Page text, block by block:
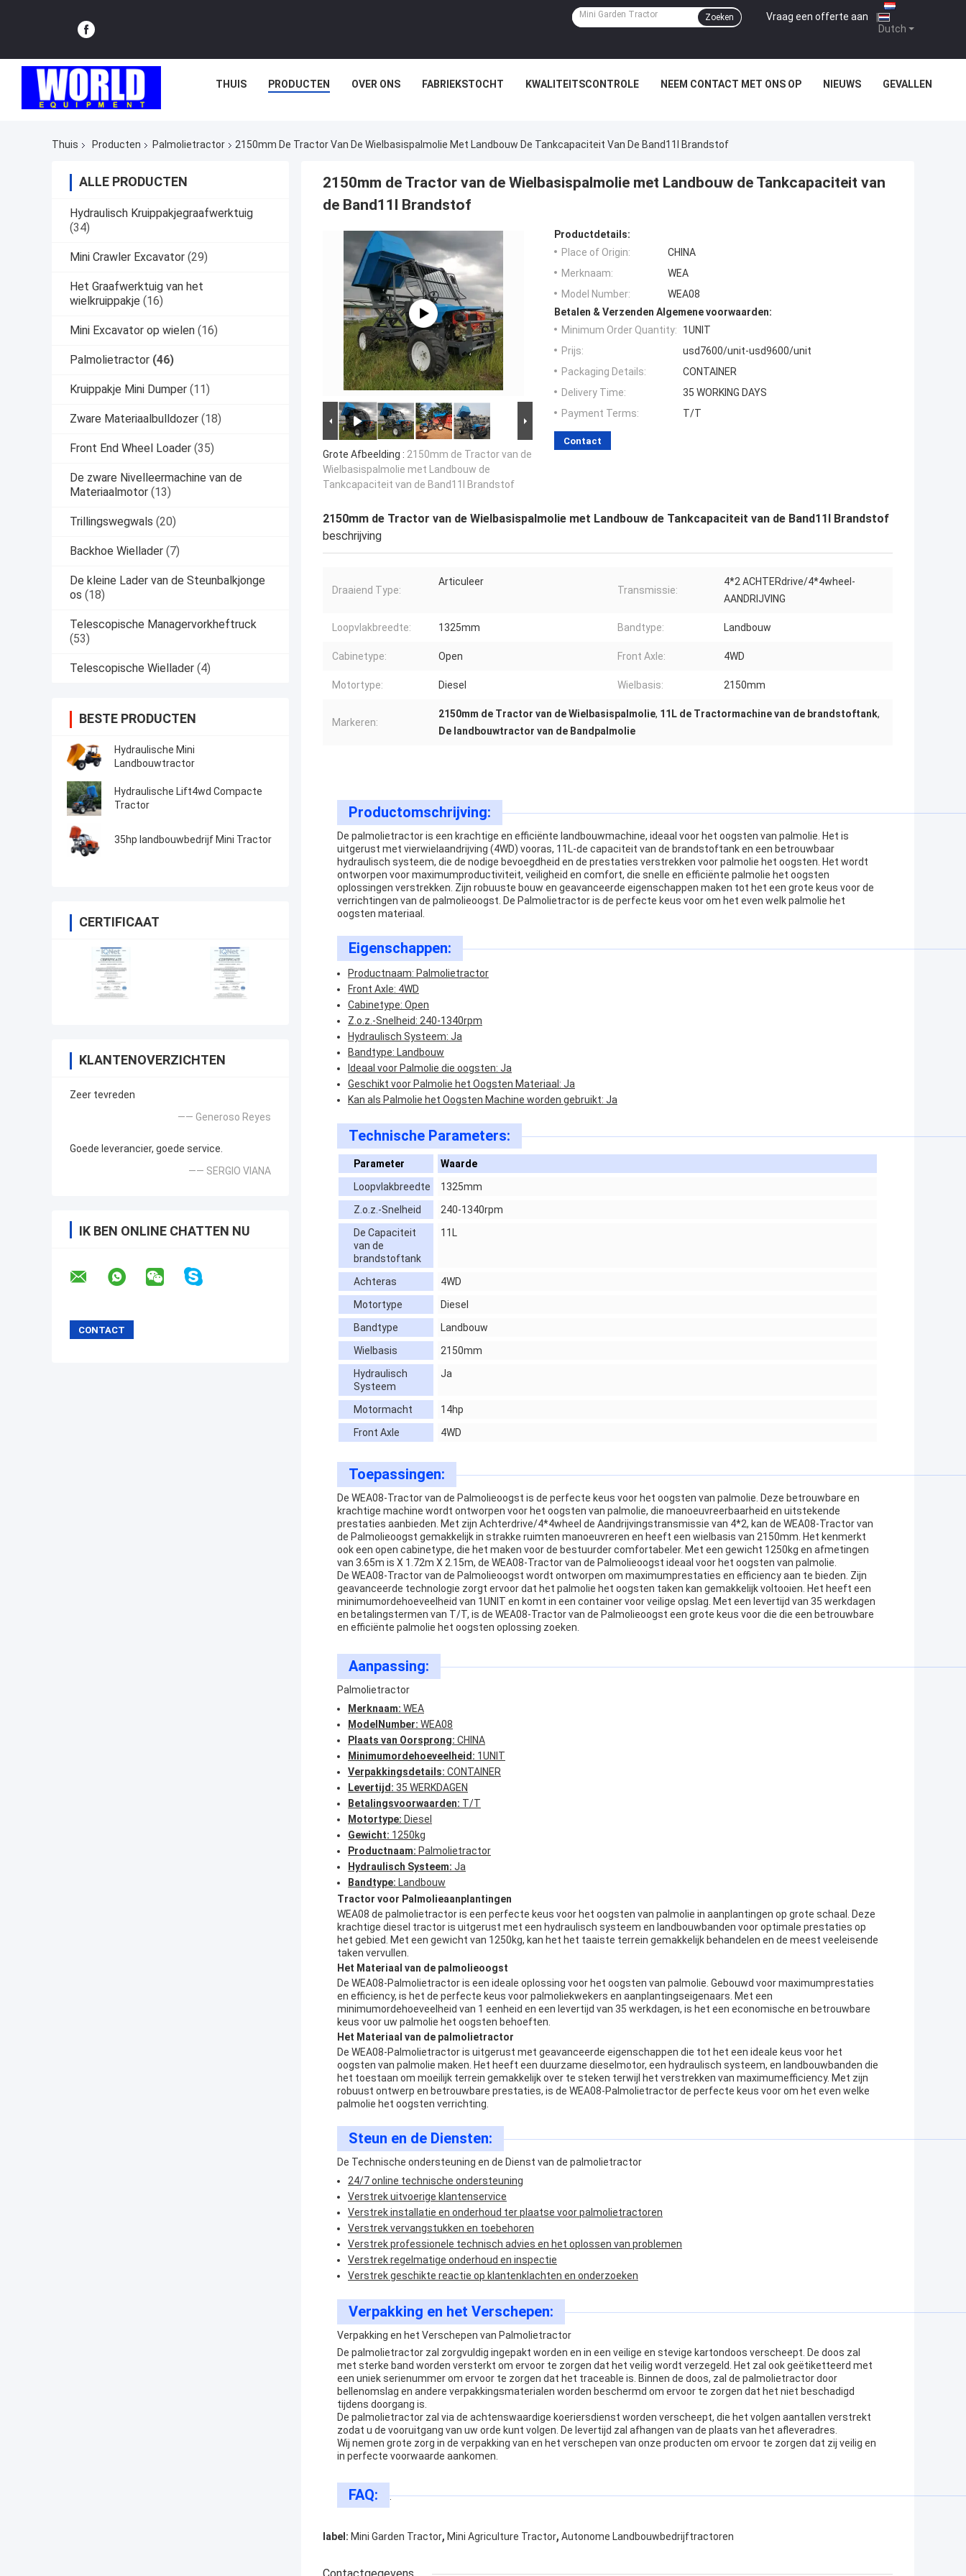
Dutch
Vraag een offerte aan |
Zoeken
THUIS PRODUCTEN OVER ONS FABRIEKSTOCHT KWALITEITSCONTROLE NEEM CONTACT MET ONS OP NIEUWS GEVALLEN
Thuis Producten Palmolietractor 2150mm De Tractor Van De Wielbasispalmolie Met Landbouw De Tankcapaciteit Van De Band11l Brandstof
ALLE PRODUCTEN
Hydraulisch Kruippakjegraafwerktuig
(34)
Mini Crawler Excavator (29)
Het Graafwerktuig van het
wielkruippakje (16)
Mini Excavator op wielen (16)
Palmolietractor (46)
Kruippakje Mini Dumper (11)
Zware Materiaalbulldozer (18)
Front End Wheel Loader (35)
De zware Nivelleermachine van de
Materiaalmotor (13)
Trillingswegwals (20)
Backhoe Wiellader (7)
De kleine Lader van de Steunbalkjonge
os (18)
Telescopische Managervorkheftruck
(53)
Telescopische Wiellader (4)
BESTE PRODUCTEN
Hydraulische Mini
Landbouwtractor
Hydraulische Lift4wd Compacte
Tractor
35hp landbouwbedrijf Mini Tractor
CERTIFICAAT
KLANTENOVERZICHTEN
Zeer tevreden
—— Generoso Reyes
Goede leverancier, goede service.
—— SERGIO VIANA
IK BEN ONLINE CHATTEN NU
2150mm de Tractor van de Wielbasispalmolie met Landbouw de Tankcapaciteit van
de Band11l Brandstof
Grote Afbeelding : 2150mm de Tractor van de
Wielbasispalmolie met Landbouw de
Tankcapaciteit van de Band11l Brandstof
Productdetails:
Place of Origin:
CHINA
Merknaam:
WEA
Model Number:
WEA08
Betalen & Verzenden Algemene voorwaarden:
Minimum Order Quantity:
1UNIT
Prijs:
usd7600/unit-usd9600/unit
Packaging Details:
CONTAINER
Delivery Time:
35 WORKING DAYS
Payment Terms:
T/T
Contact
2150mm de Tractor van de Wielbasispalmolie met Landbouw de Tankcapaciteit van de Band11l Brandstof
beschrijving
Draaiend Type:
Articuleer
Transmissie:
4*2 ACHTERdrive/4*4wheel-
AANDRIJVING
Loopvlakbreedte: 1325mm Bandtype: Landbouw
Cabinetype: Open Front Axle: 4WD
Motortype: Diesel Wielbasis: 2150mm
Markeren:
2150mm de Tractor van de Wielbasispalmolie, 11L de Tractormachine van de brandstoftank,
De landbouwtractor van de Bandpalmolie
Productomschrijving:
De palmolietractor is een krachtige en efficiënte landbouwmachine, ideaal voor het oogsten van palmolie. Het is
uitgerust met vierwielaandrijving (4WD) vooras, 11L-de capaciteit van de brandstoftank en een betrouwbaar
hydraulisch systeem, die de nodige bevoegdheid en de prestaties verstrekken voor palmolie het oogsten. Het wordt
ontworpen voor maximumproductiviteit, veiligheid en comfort, die snelle en efficiënte palmolie het oogsten
oplossingen verstrekken. Zijn robuuste bouw en geavanceerde eigenschappen maken tot het een grote keus voor de
verrichtingen van de palmolieoogst. De Palmolietractor is de perfecte keus voor om het even welk palmolie het
oogsten materiaal.
Eigenschappen:
Productnaam: Palmolietractor
Front Axle: 4WD
Cabinetype: Open
Z.o.z.-Snelheid: 240-1340rpm
Hydraulisch Systeem: Ja
Bandtype: Landbouw
Ideaal voor Palmolie die oogsten: Ja
Geschikt voor Palmolie het Oogsten Materiaal: Ja
Kan als Palmolie het Oogsten Machine worden gebruikt: Ja
Technische Parameters:
Parameter
Waarde
Loopvlakbreedte
1325mm
Z.o.z.-Snelheid
240-1340rpm
De Capaciteit
van de
brandstoftank
11L
Achteras
4WD
Motortype
Diesel
Bandtype
Landbouw
Wielbasis
2150mm
Hydraulisch
Systeem
Ja
Motormacht
14hp
Front Axle
4WD
Toepassingen:
De WEA08-Tractor van de Palmolieoogst is de perfecte keus voor het oogsten van palmolie. Deze betrouwbare en
krachtige machine wordt ontworpen voor het oogsten van palmolie, die manoeuvreerbaarheid en uitstekende
prestaties aanbieden. Met zijn Achterdrive/4*4wheel de Aandrijvingstransmissie van 4*2, kan de WEA08-Tractor van
de Palmolieoogst gemakkelijk in strakke ruimten manoeuvreren en heeft een wielbasis van 2150mm. Het kenmerkt
ook een open cabinetype, die het maken voor de bestuurder comfortabeler. Met een gewicht 1250kg en afmetingen
van 3.65m is X 1.72m X 2.15m, de WEA08-Tractor van de Palmolieoogst ideaal voor het oogsten van palmolie.
De WEA08-Tractor van de Palmolieoogst wordt ontworpen om maximumprestaties en efficiency aan te bieden. Zijn
geavanceerde technologie zorgt ervoor dat het palmolie het oogsten taken kan gemakkelijk voltooien. Het heeft een
minimumordehoeveelheid van 1UNIT en komt in een container voor veilige opslag. Met een levertijd van 35 werkdagen
en betalingstermen van T/T, is de WEA08-Tractor van de Palmolieoogst een grote keus voor die die een betrouwbare
en efficiënte palmolie het oogsten oplossing zoeken.
Aanpassing:
Palmolietractor
Merknaam: WEA
ModelNumber: WEA08
Plaats van Oorsprong: CHINA
Minimumordehoeveelheid: 1UNIT
Verpakkingsdetails: CONTAINER
Levertijd: 35 WERKDAGEN
Betalingsvoorwaarden: T/T
Motortype: Diesel
Gewicht: 1250kg
Productnaam: Palmolietractor
Hydraulisch Systeem: Ja
Bandtype: Landbouw
Tractor voor Palmolieaanplantingen
WEA08 de palmolietractor is een perfecte keus voor het oogsten van palmolie in aanplantingen op grote schaal. Deze
krachtige diesel tractor is uitgerust met een hydraulisch systeem en landbouwbanden voor optimale prestaties op
het gebied. Met een gewicht van 1250kg, kan het het taaiste terrein gemakkelijk behandelen en de meest veeleisende
taken vervullen.
Het Materiaal van de palmolieoogst
De WEA08-Palmolietractor is een ideale oplossing voor het oogsten van palmolie. Gebouwd voor maximumprestaties
en efficiency, is het de perfecte keus voor palmoliekwekers en aanplantingseigenaars. Met een
minimumordehoeveelheid van 1 eenheid en een levertijd van 35 werkdagen, is het een economische en betrouwbare
keus voor uw palmolie het oogsten behoeften.
Het Materiaal van de palmolietractor
De WEA08-Palmolietractor is uitgerust met geavanceerde eigenschappen die tot het een ideale keus voor het
oogsten van palmolie maken. Het heeft een duurzame dieselmotor, een hydraulisch systeem, en landbouwbanden die
het toestaan om moeilijk terrein gemakkelijk over te steken terwijl het verstrekken van maximumefficiency. Met zijn
robuust ontwerp en betrouwbare prestaties, is de WEA08-Palmolietractor de perfecte keus voor om het even welke
palmolie het oogsten verrichting.
Steun en de Diensten:
De Technische ondersteuning en de Dienst van de palmolietractor
24/7 online technische ondersteuning
Verstrek uitvoerige klantenservice
Verstrek installatie en onderhoud ter plaatse voor palmolietractoren
Verstrek vervangstukken en toebehoren
Verstrek professionele technisch advies en het oplossen van problemen
Verstrek regelmatige onderhoud en inspectie
Verstrek geschikte reactie op klantenklachten en onderzoeken
Verpakking en het Verschepen:
Verpakking en het Verschepen van Palmolietractor
De palmolietractor zal zorgvuldig ingepakt worden en in een veilige en stevige kartondoos verscheept. De doos zal
met sterke band worden versterkt om ervoor te zorgen dat het veilig wordt verzegeld. Het zal ook geëtiketteerd met
een uniek serienummer om ervoor te zorgen dat het traceable is. Binnen de doos, zal de palmolietractor door
bellenomslag en andere verpakkingsmaterialen worden beschermd om ervoor te zorgen dat het niet beschadigd
tijdens doorgang is.
De palmolietractor zal via de achtenswaardige koeriersdienst worden verscheept, die het volgen aantallen verstrekt
zodat u de vooruitgang van uw orde kunt volgen. De levertijd zal afhangen van de plaats van het afleveradres.
Wij nemen grote zorg in de verpakking van en het verschepen van onze producten om ervoor te zorgen dat zij veilig en
in perfecte voorwaarde aankomen.
FAQ: .
label: Mini Garden Tractor, Mini Agriculture Tractor, Autonome Landbouwbedrijftractoren